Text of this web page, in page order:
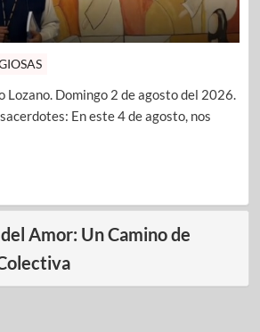
Lozano. Domingo 2 de agosto del 2026.
En este 4 de agosto, nos
Amor: Un Camino de